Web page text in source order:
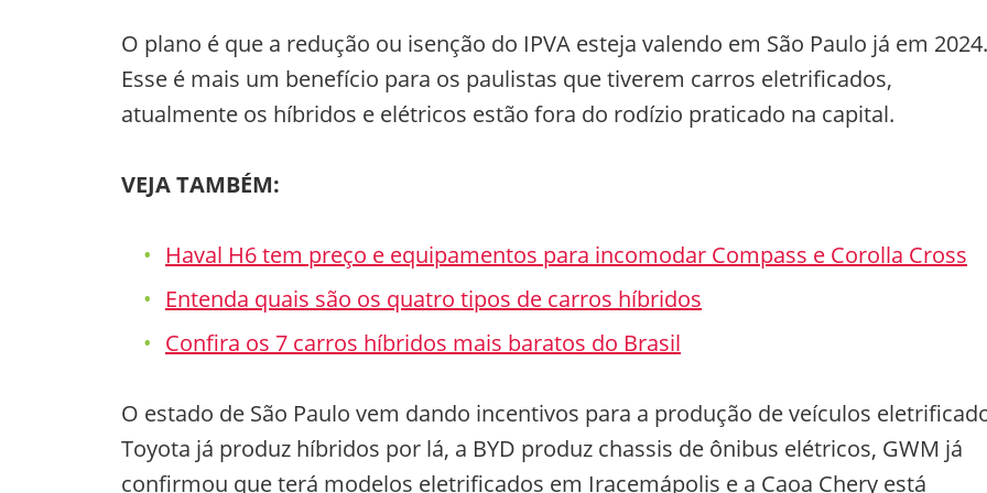
O plano é que a redução ou isenção do IPVA esteja valendo em São Paulo já em 2024.
Esse é mais um benefício para os paulistas que tiverem carros eletrificados,
atualmente os híbridos e elétricos estão fora do rodízio praticado na capital.
VEJA TAMBÉM:
Haval H6 tem preço e equipamentos para incomodar Compass e Corolla Cross
Entenda quais são os quatro tipos de carros híbridos
Confira os 7 carros híbridos mais baratos do Brasil
O estado de São Paulo vem dando incentivos para a produção de veículos
Toyota já produz híbridos por lá, a BYD produz chassis de ônibus elétricos, GWM já
confirmou que terá modelos eletrificados em Iracemápolis e a Caoa Chery está